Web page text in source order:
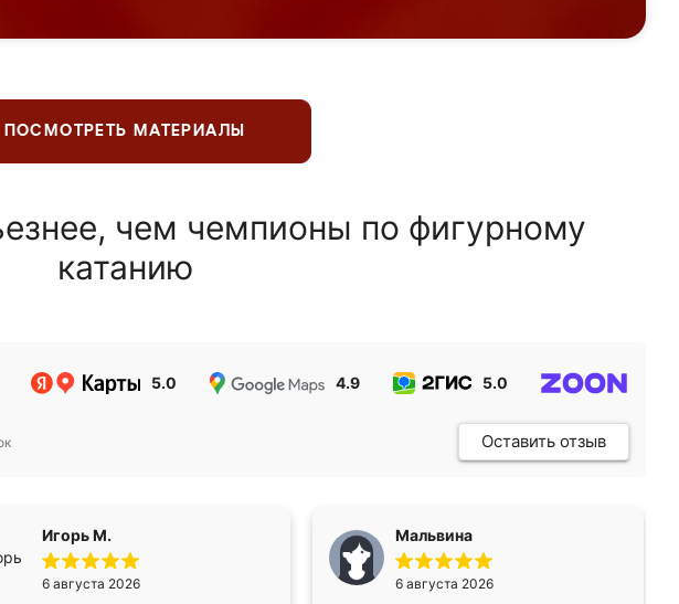
ПОСМОТРЕТЬ МАТЕРИАЛЫ
чем чемпионы по фигурному
катанию
5.0 4.9 5.0
Оставить отзыв
Игорь М.
6 августа 2026
Мальвина
6 августа 2026